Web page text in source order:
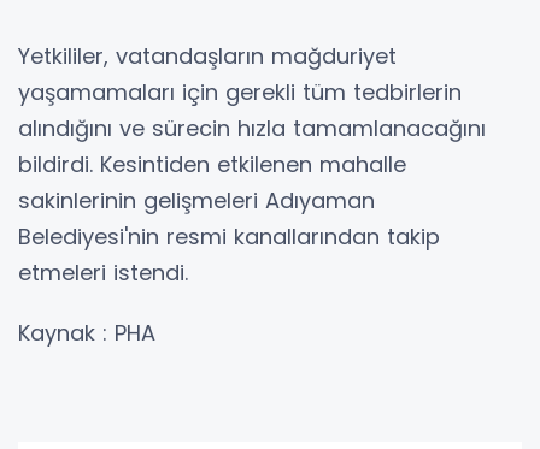
Yetkililer, vatandaşların mağduriyet
yaşamamaları için gerekli tüm tedbirlerin
alındığını ve sürecin hızla tamamlanacağını
bildirdi. Kesintiden etkilenen mahalle
sakinlerinin gelişmeleri Adıyaman
Belediyesi'nin resmi kanallarından takip
etmeleri istendi.
Kaynak : PHA